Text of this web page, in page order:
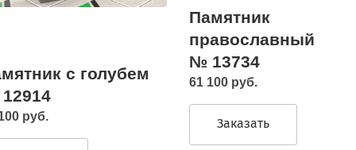
с голубем
руб.
Памятник
православный
№ 13734
61 100 руб.
Заказать